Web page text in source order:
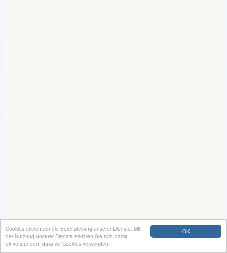
OK
Cookies erleichtern die Bereitstellung unserer Dienste. Mit
der Nutzung unserer Dienste erklären Sie sich damit
einverstanden, dass wir Cookies verwenden.